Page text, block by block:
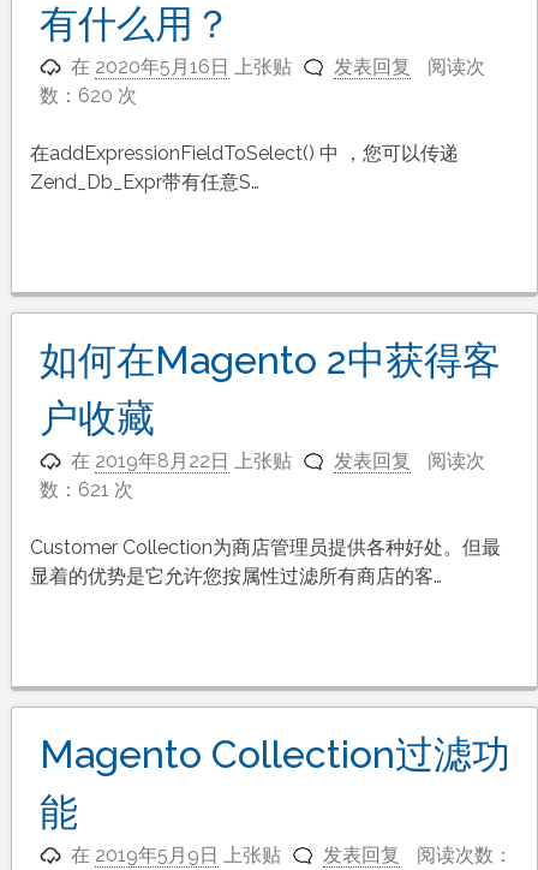
有什么用？
在 2020年5月16日 上张贴 发表回复
阅读次
数：620 次
在addExpressionFieldToSelect() 中 ，您可以传递
Zend_Db_Expr带有任意S…
如何在Magento 2中获得客
户收藏
在 2019年8月22日 上张贴 发表回复
阅读次
数：621 次
Customer Collection为商店管理员提供各种好处。但最
显着的优势是它允许您按属性过滤所有商店的客…
Magento Collection过滤功
能
在 2019年5月9日 上张贴 发表回复
阅读次数：